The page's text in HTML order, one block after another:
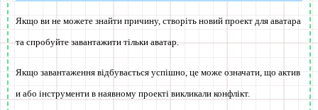
Якщо ви не можете знайти причину, створіть новий проект для аватара
та спробуйте завантажити тільки аватар.
Якщо завантаження відбувається успішно, це може означати, що актив
и або інструменти в наявному проекті викликали конфлікт.